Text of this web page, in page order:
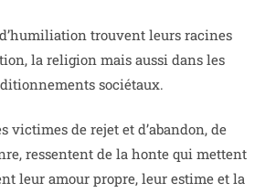
trouvent leurs racines
la religion mais aussi dans les
sociétaux.
victimes de rejet et d’abandon, de
ressentent de la honte qui mettent
leur amour propre, leur estime et la